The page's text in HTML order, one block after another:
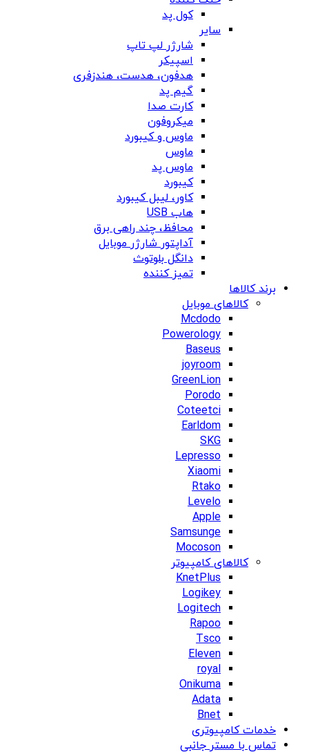
کول پد
سایر
شارژر لپ تاپ
اسپیکر
هدفون، هدست، هندزفری
گیم پد
کارت صدا
میکروفون
ماوس و کیبورد
ماوس
ماوس پد
کیبورد
کاور، لیبل کیبورد
هاب USB
محافظ، چند راهی برق
آداپتور شارژر موبایل
دانگل بلوتوث
تمیز کننده
برند کالاها
کالاهای موبایل
Mcdodo
Powerology
Baseus
joyroom
GreenLion
Porodo
Coteetci
Earldom
SKG
Lepresso
Xiaomi
Rtako
Levelo
Apple
Samsunge
Mocoson
کالاهای کامپیوتر
KnetPlus
Logikey
Logitech
Rapoo
Tsco
Eleven
royal
Onikuma
Adata
Bnet
خدمات کامپیوتری
تماس با مستر جانبی